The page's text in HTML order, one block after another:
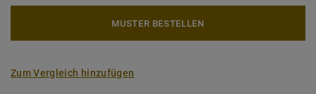
MUSTER BESTELLEN
Zum Vergleich hinzufügen